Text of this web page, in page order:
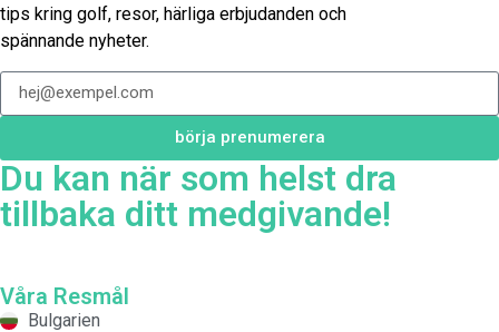
tips kring golf, resor, härliga erbjudanden och
spännande nyheter.
börja prenumerera
Du kan när som helst dra
tillbaka ditt medgivande!
Våra Resmål
Bulgarien